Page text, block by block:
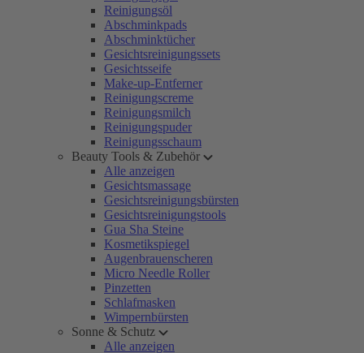
Reinigungsöl
Abschminkpads
Abschminktücher
Gesichtsreinigungssets
Gesichtsseife
Make-up-Entferner
Reinigungscreme
Reinigungsmilch
Reinigungspuder
Reinigungsschaum
Beauty Tools & Zubehör
Alle anzeigen
Gesichtsmassage
Gesichtsreinigungsbürsten
Gesichtsreinigungstools
Gua Sha Steine
Kosmetikspiegel
Augenbrauenscheren
Micro Needle Roller
Pinzetten
Schlafmasken
Wimpernbürsten
Sonne & Schutz
Alle anzeigen